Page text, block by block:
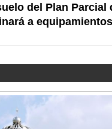
del Plan Parcial
a